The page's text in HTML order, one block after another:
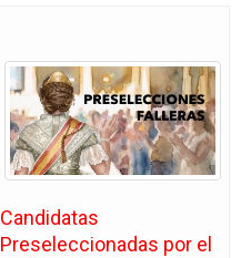
Candidatas
Preseleccionadas por el